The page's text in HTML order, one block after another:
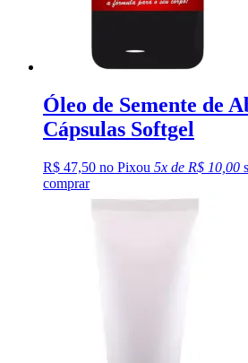
Óleo de Semente de
Cápsulas Softgel
R$ 47,50 no Pixou 5x de R$ 10,00
comprar